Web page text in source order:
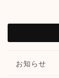
お知らせ